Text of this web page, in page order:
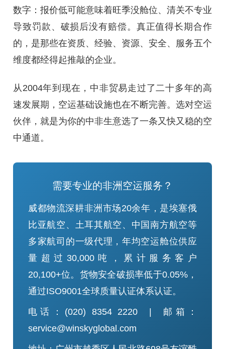
数字：报价低可能意味着旺季没舱位、清关不专业
导致罚款、破损后没有赔偿。真正值得长期合作
的，是那些在资质、经验、资源、安全、服务五个
维度都经得起推敲的企业。
从2004年到现在，中非贸易走过了二十多年的高
速发展期，空运基础设施也在不断完善。选对空运
伙伴，就是为你的中非生意选了一条又快又稳的空
中通道。
需要专业的非洲空运服务？
威都物流深耕非洲市场20余年，是埃塞俄
比亚航空、土耳其航空、中国南方航空等
多家航司的一级代理，年均空运舱位供应
量超过30,000吨，累计服务客户
20,100+位。货物安全破损率低于0.05%，
通过ISO9001全球质量认证体系认证。
电话：(020) 8354 2220 | 邮箱：
service@winskyglobal.com